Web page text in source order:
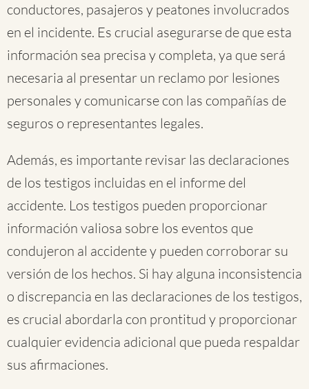
conductores, pasajeros y peatones involucrados
en el incidente. Es crucial asegurarse de que esta
información sea precisa y completa, ya que será
necesaria al presentar un reclamo por lesiones
personales y comunicarse con las compañías de
seguros o representantes legales.
Además, es importante revisar las declaraciones
de los testigos incluidas en el informe del
accidente. Los testigos pueden proporcionar
información valiosa sobre los eventos que
condujeron al accidente y pueden corroborar su
versión de los hechos. Si hay alguna inconsistencia
o discrepancia en las declaraciones de los testigos,
es crucial abordarla con prontitud y proporcionar
cualquier evidencia adicional que pueda respaldar
sus afirmaciones.